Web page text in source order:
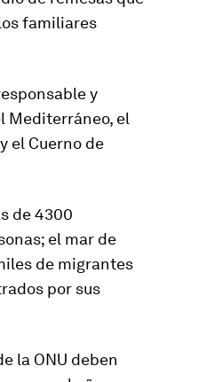
familiares
y
Mediterráneo, el
el Cuerno de
de 4300
el mar de
de migrantes
por sus
la ONU deben